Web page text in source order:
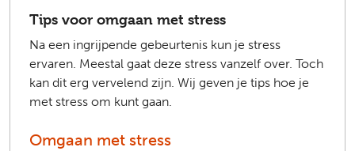
Tips voor omgaan met stress
Na een ingrijpende gebeurtenis kun je stress
ervaren. Meestal gaat deze stress vanzelf over. Toch
kan dit erg vervelend zijn. Wij geven je tips hoe je
met stress om kunt gaan.
Omgaan met stress